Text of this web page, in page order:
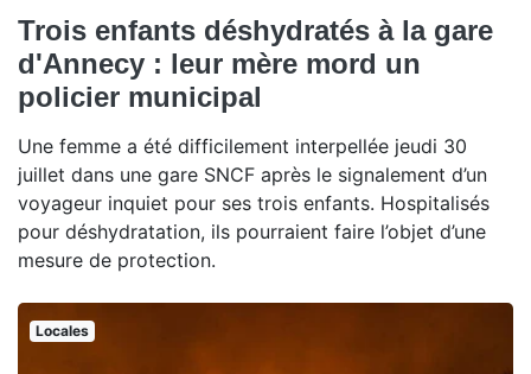
Trois enfants déshydratés à la gare
d'Annecy : leur mère mord un
policier municipal
Une femme a été difficilement interpellée jeudi 30
juillet dans une gare SNCF après le signalement d’un
voyageur inquiet pour ses trois enfants. Hospitalisés
pour déshydratation, ils pourraient faire l’objet d’une
mesure de protection.
Locales